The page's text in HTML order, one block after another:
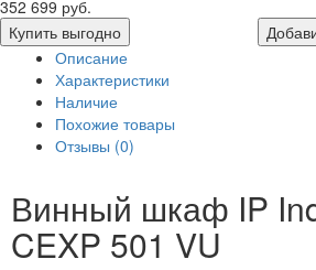
352 699 руб.
Купить выгодно
Описание
Характеристики
Наличие
Похожие товары
Отзывы (0)
Винный шкаф IP
CEXP 501 VU